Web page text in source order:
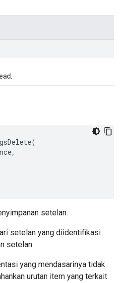
(
,
setelan.
setelan yang diidentifikasi
setelan.
yang mendasarinya tidak
urutan item yang terkait